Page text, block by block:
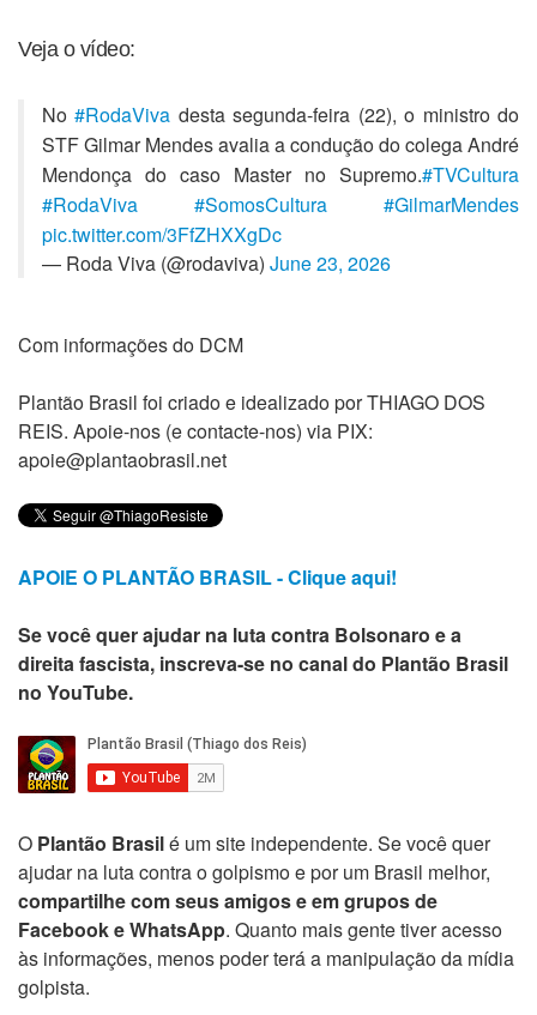
Veja o vídeo:
No#RodaViva desta segunda-feira (22), o ministro do
STF Gilmar Mendes avalia a condução do colega André
Mendonça do caso Master no Supremo.#TVCultura
#RodaViva
#SomosCultura
#GilmarMendes
pic.twitter.com/3FfZHXXgDc
— Roda Viva (@rodaviva) June 23, 2026
Com informações do DCM
Plantão Brasil foi criado e idealizado por THIAGO DOS
REIS. Apoie-nos (e contacte-nos) via PIX:
apoie@plantaobrasil.net
APOIE O PLANTÃO BRASIL - Clique aqui!
Se você quer ajudar na luta contra Bolsonaro e a
direita fascista, inscreva-se no canal do Plantão Brasil
no YouTube.
O Plantão Brasilé um site independente. Se você quer
ajudar na luta contra o golpismo e por um Brasil melhor,
compartilhe com seus amigos e em grupos de
Facebook e WhatsApp. Quanto mais gente tiver acesso
às informações, menos poder terá a manipulação da mídia
golpista.